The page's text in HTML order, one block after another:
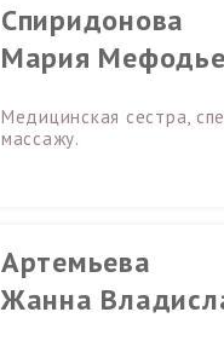
Спиридонова
Мария
Медицинская сестра,
массажу.
Артемьева
Жанна